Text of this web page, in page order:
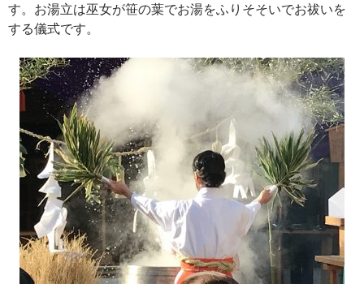
す。お湯立は巫女が笹の葉でお湯をふりそそいでお祓いを
する儀式です。